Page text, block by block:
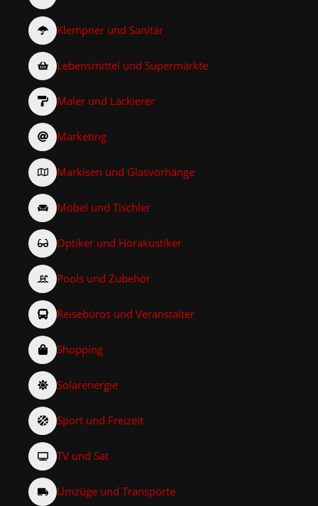
Klempner und Sanitär
Lebensmittel und Supermärkte
Maler und Lackierer
Marketing
Markisen und Glasvorhänge
Möbel und Tischler
Optiker und Hörakustiker
Pools und Zubehör
Reisebüros und Veranstalter
Shopping
Solarenergie
Sport und Freizeit
TV und Sat
Umzüge und Transporte